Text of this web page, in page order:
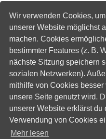
Wir verwenden Cookies,
unserer Website möglichst
machen. Cookies
bestimmter Features (z. B.
nächste Sitzung speichern
sozialen Netzwerken).
mithilfe von Cookies besser
unsere Seite genutzt wird.
unserer Website erklärst du
Verwendung von Cookies
Mehr lesen